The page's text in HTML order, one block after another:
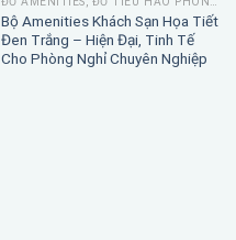
Bộ Amenities Khách Sạn Họa Tiết
Đen Trắng – Hiện Đại, Tinh Tế
Cho Phòng Nghỉ Chuyên Nghiệp